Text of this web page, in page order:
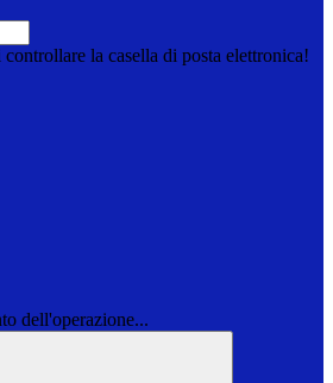
la casella di posta elettronica!
dell'operazione...